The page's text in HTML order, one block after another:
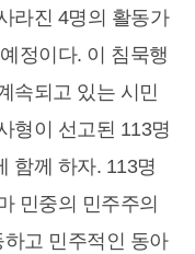
라진 4명의 활동가
정이다. 이 침묵행
속되고 있는 시민
형이 선고된 113명
함께 하자. 113명
민중의 민주주의
고 민주적인 동아